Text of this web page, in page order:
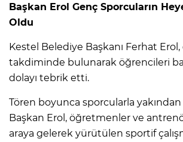
Başkan Erol Genç Sporcuların
Oldu
Kestel Belediye Başkanı Ferhat
takdiminde bulunarak öğrencileri
dolayı tebrik etti.
Tören boyunca sporcularla
Başkan Erol, öğretmenler ve
araya gelerek yürütülen sportif